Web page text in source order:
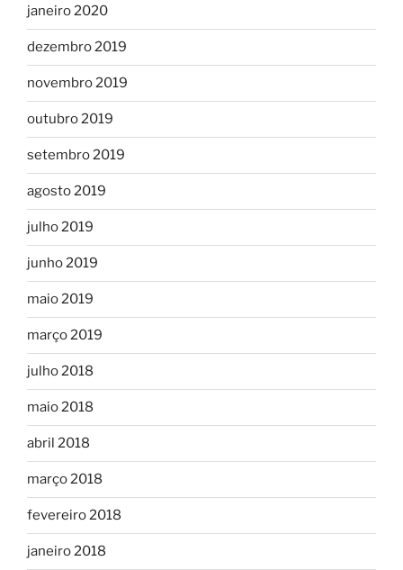
janeiro 2020
dezembro 2019
novembro 2019
outubro 2019
setembro 2019
agosto 2019
julho 2019
junho 2019
maio 2019
março 2019
julho 2018
maio 2018
abril 2018
março 2018
fevereiro 2018
janeiro 2018